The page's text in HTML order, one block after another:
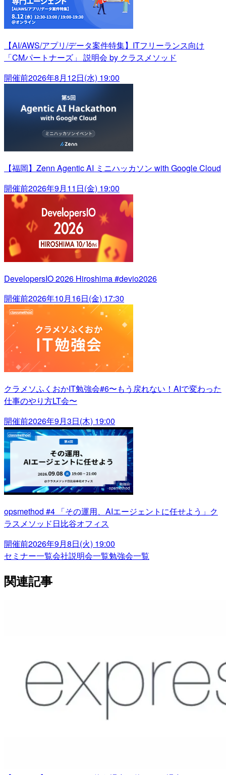
【AI/AWS/アプリ/データ案件特集】ITフリーランス向け
「CMパートナーズ」 説明会 by クラスメソッド
開催前2026年8月12日(水) 19:00
【福岡】Zenn Agentic AI ミニハッカソン with Google Cloud
開催前2026年9月11日(金) 19:00
DevelopersIO 2026 Hiroshima #devio2026
開催前2026年10月16日(金) 17:30
クラメソふくおかIT勉強会#6〜もう戻れない！AIで変わった
仕事のやり方LT会〜
開催前2026年9月3日(木) 19:00
opsmethod #4 「その運用、AIエージェントに任せよう」ク
ラスメソッド日比谷オフィス
開催前2026年9月8日(火) 19:00
セミナー一覧会社説明会一覧勉強会一覧
関連記事